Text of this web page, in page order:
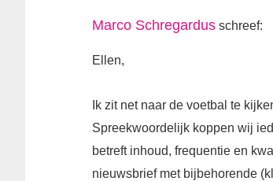
Marco Schregardus schreef:
Ellen,
Ik zit net naar de voetbal te
Spreekwoordelijk koppen wij
betreft inhoud, frequentie en
nieuwsbrief met bijbehorende